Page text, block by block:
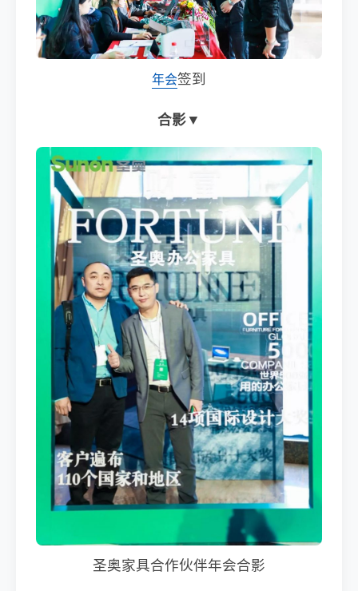
年会签到
合影▼
圣奥家具合作伙伴年会合影